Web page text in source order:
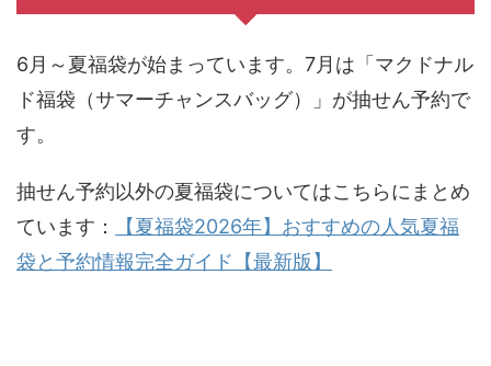
6月～夏福袋が始まっています。7月は「マクドナル
ド福袋（サマーチャンスバッグ）」が抽せん予約で
す。
抽せん予約以外の夏福袋についてはこちらにまとめ
ています：
【夏福袋2026年】おすすめの人気夏福
袋と予約情報完全ガイド【最新版】